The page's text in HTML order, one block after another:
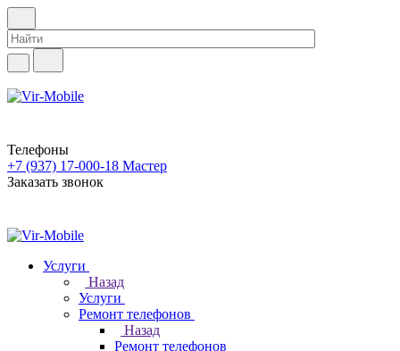
Телефоны
+7 (937) 17-000-18 Мастер
Заказать звонок
Услуги
Назад
Услуги
Ремонт телефонов
Назад
Ремонт телефонов